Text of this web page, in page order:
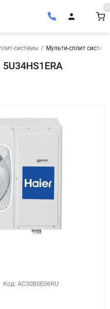
0
системы / Мульти-сплит
Код: AC30B0E06RU